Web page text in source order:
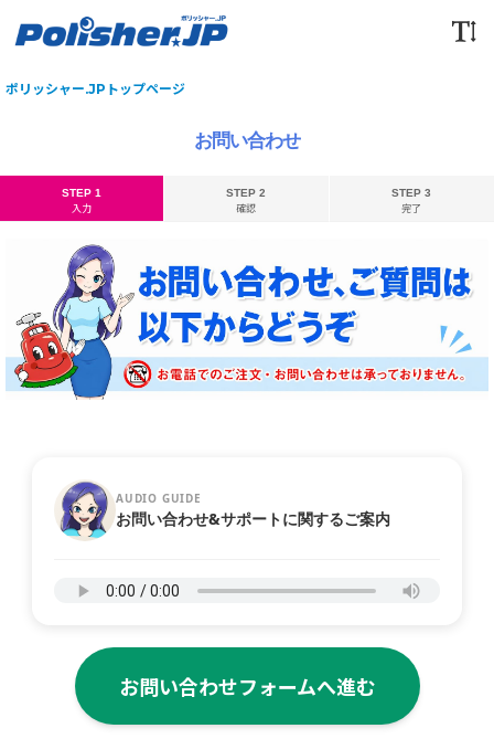
ポリッシャー.JPトップページ
お問い合わせ
STEP 1
入力
STEP 2
確認
STEP 3
完了
AUDIO GUIDE
お問い合わせ&サポートに関するご案内
お問い合わせフォームへ進む